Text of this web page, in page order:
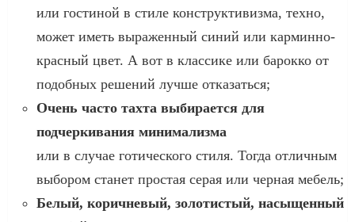
или гостиной в стиле конструктивизма, техно,
может иметь выраженный синий или карминно-
красный цвет. А вот в классике или барокко от
подобных решений лучше отказаться;
Очень часто тахта выбирается для
подчеркивания минимализма
или в случае готического стиля. Тогда отличным
выбором станет простая серая или черная мебель;
Белый, коричневый, золотистый, насыщенный